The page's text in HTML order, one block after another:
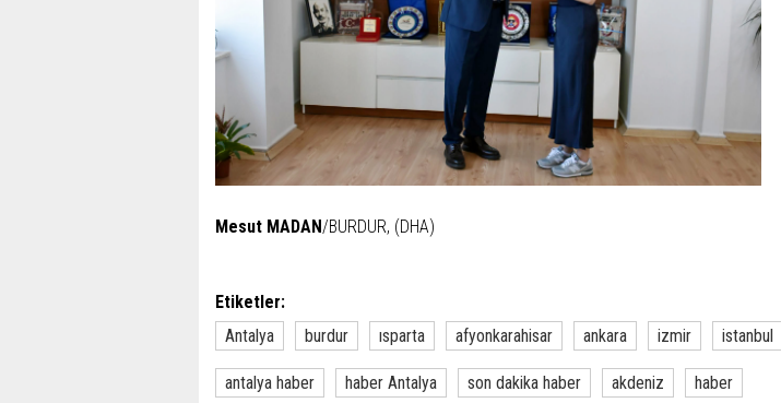
Mesut MADAN/BURDUR, (DHA)
Etiketler:
Antalya
burdur ısparta afyonkarahisar ankara izmir istanbul
antalya haber haber Antalya son dakika haber akdeniz haber